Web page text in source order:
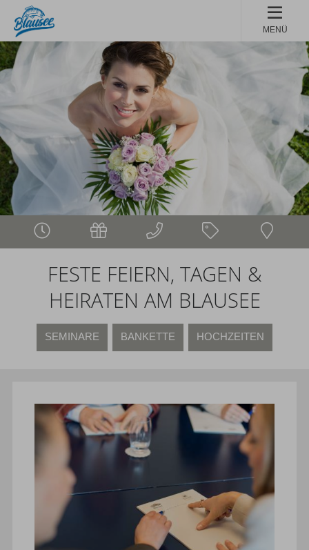
MENÜ
FESTE FEIERN, TAGEN &
HEIRATEN AM BLAUSEE
SEMINARE BANKETTE HOCHZEITEN